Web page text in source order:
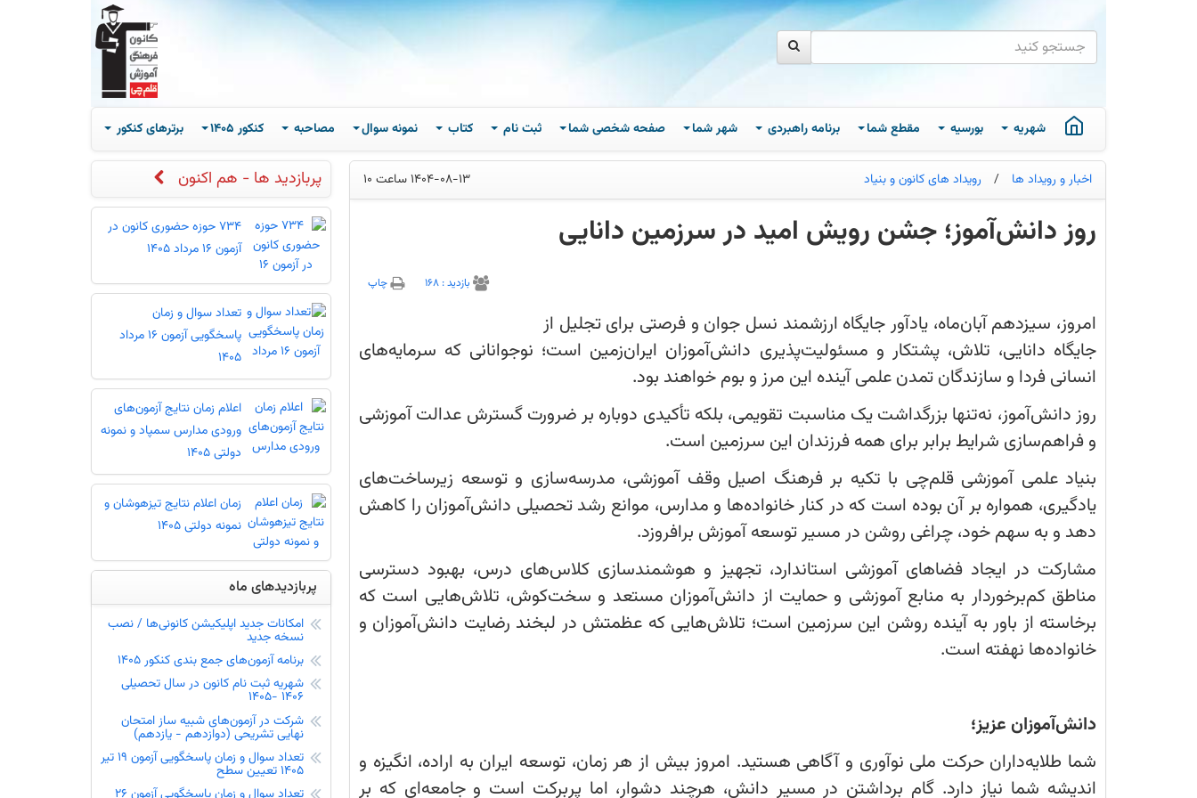
شهریه بورسیه مقطع شما برنامه راهبردی شهر شما صفحه شخصی شما ثبت نام کتاب نمونه سوال مصاحبه کنکور 1405 برترهای کنکور
اخبار و رویداد ها / رویداد های کانون و بنیاد 1404-08-13 ساعت 10
روز دانش‌آموز؛ جشن رویش امید در سرزمین دانایی
جایگاه
ارزشمند
نسل
جوان
و
فرصتی
تجلیل
از
جایگاه
دانایی،
پشتکار
و
مسئولیت‌پذیری
دانش‌آموزان
ایران‌زمین
است.
بازديد : 168 چاپ
امروز، سیزدهم آبان‌ماه، یادآور جایگاه ارزشمند نسل جوان و فرصتی برای تجلیل از
جایگاه دانایی، تلاش، پشتکار و مسئولیت‌پذیری دانش‌آموزان ایران‌زمین است؛ نوجوانانی که سرمایه‌های
انسانی فردا و سازندگان تمدن علمی آینده این مرز و بوم خواهند بود.
روز دانش‌آموز، نه‌تنها بزرگداشت یک مناسبت تقویمی، بلکه تأکیدی دوباره بر ضرورت گسترش عدالت آموزشی
و فراهم‌سازی شرایط برابر برای همه فرزندان این سرزمین است.
بنیاد علمی آموزشی قلم‌چی با تکیه بر فرهنگ اصیل وقف آموزشی، مدرسه‌سازی و توسعه زیرساخت‌های
یادگیری، همواره بر آن بوده است که در کنار خانواده‌ها و مدارس، موانع رشد تحصیلی دانش‌آموزان را کاهش
دهد و به سهم خود، چراغی روشن در مسیر توسعه آموزش برافروزد.
مشارکت در ایجاد فضاهای آموزشی استاندارد، تجهیز و هوشمندسازی کلاس‌های درس، بهبود دسترسی
مناطق کم‌برخوردار به منابع آموزشی و حمایت از دانش‌آموزان مستعد و سخت‌کوش، تلاش‌هایی است که
برخاسته از باور به آینده روشن این سرزمین است؛ تلاش‌هایی که عظمتش در لبخند رضایت دانش‌آموزان و
خانواده‌ها نهفته است.
دانش‌آموزان عزیز؛
شما طلایه‌داران حرکت ملی نوآوری و آگاهی هستید. امروز بیش از هر زمان، توسعه ایران به اراده، انگیزه و
اندیشه شما نیاز دارد. گام برداشتن در مسیر دانش، هرچند دشوار، اما پربرکت است و جامعه‌ای که بر
پربازدید ها - هم اکنون
734 حوزه حضوری کانون در
آزمون 16 مرداد 1405
تعداد سوال و زمان
پاسخگویی آزمون 16 مرداد
1405
اعلام زمان نتایج آزمون‌های
ورودی مدارس سمپاد و نمونه
دولتی 1405
زمان اعلام نتایج تیزهوشان و
نمونه دولتی 1405
پربازدیدهای ماه
امکانات جدید اپلیکیشن کانونی‌ها / نصب
نسخه جدید
برنامه آزمون‌های جمع بندی کنکور 1405
شهریه ثبت نام کانون در سال تحصیلی
1406 -1405
شرکت در آزمون‌های شبیه ساز امتحان
نهایی تشریحی (دوازدهم - یازدهم)
تعداد سوال و زمان پاسخگویی آزمون 19 تیر
1405 تعیین سطح